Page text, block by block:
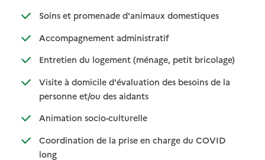
Soins et promenade d'animaux domestiques: disponible
: non
Accompagnement administratif: disponible
: non disponible
Entretien du logement (ménage, petit bricolage): disponible
: non
Visite à domicile d'évaluation des besoins de la
personne et/ou des aidants: disponible
: non disponible
Animation socio-culturelle: disponible
: non disponible
Coordination de la prise en charge du COVID
long
: disponible
: non disponible